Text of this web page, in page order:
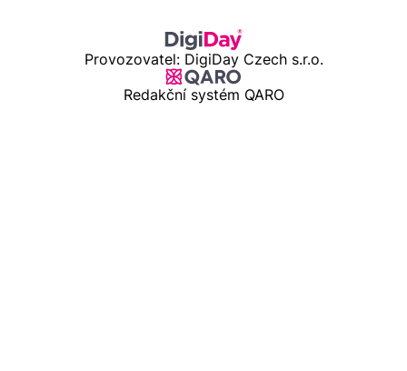
Provozovatel: DigiDay Czech s.r.o.
Redakční systém QARO